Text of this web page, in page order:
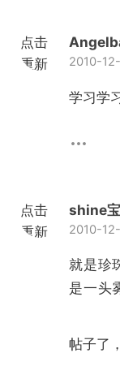
点击
重新
2010-
学习学
点击
重新
shine宝
2010-
就是珍
是一头
帖子了